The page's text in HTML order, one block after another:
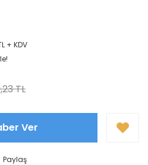
+ KDV
TL
Ver
Paylaş